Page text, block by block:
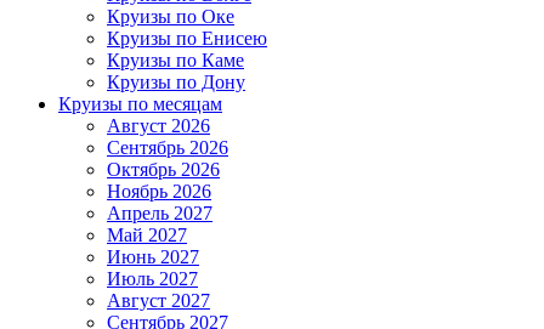
Круизы по Оке
Круизы по Енисею
Круизы по Каме
Круизы по Дону
Круизы по месяцам
Август 2026
Сентябрь 2026
Октябрь 2026
Ноябрь 2026
Апрель 2027
Май 2027
Июнь 2027
Июль 2027
Август 2027
Сентябрь 2027